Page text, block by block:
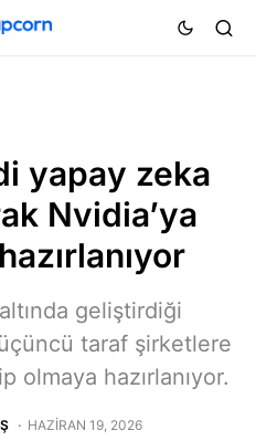
yapay zeka
Nvidia’ya
geliştirdiği
taraf şirketlere
olmaya hazırlanıyor.
HAZIRAN 19, 2026